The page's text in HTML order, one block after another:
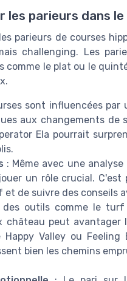
parieurs dans
parieurs de courses
challenging. Les
comme le plat ou le
sont influencées
aux changements de
Ela pourrait
: Même avec une
un rôle crucial.
de suivre des conseils
des outils comme le
peut avantager
Valley ou
bien les chemins